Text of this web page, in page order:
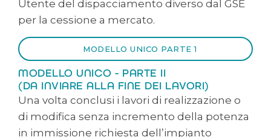
Utente del dispacciamento diverso dal GSE
per la cessione a mercato.
MODELLO UNICO PARTE 1
MODELLO UNICO - PARTE II
(DA INVIARE ALLA FINE DEI LAVORI)
Una volta conclusi i lavori di realizzazione o
di modifica senza incremento della potenza
in immissione richiesta dell’impianto